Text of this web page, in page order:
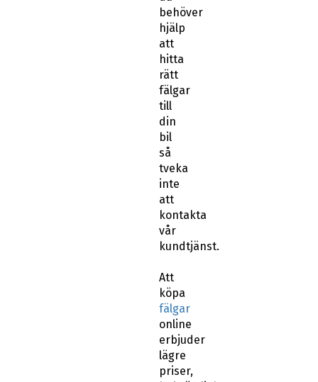
behöver
hjälp
att
hitta
rätt
fälgar
till
din
bil
så
tveka
inte
att
kontakta
vår
kundtjänst.
Att
köpa
fälgar
online
erbjuder
lägre
priser,